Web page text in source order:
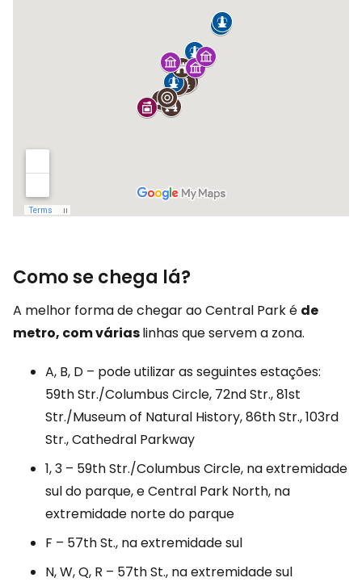
Como se chega lá?
A melhor forma de chegar ao Central Park é de
metro, com váriaslinhas que servem a zona.
A, B, D – pode utilizar as seguintes estações:
59th Str./Columbus Circle, 72nd Str., 81st
Str./Museum of Natural History, 86th Str., 103rd
Str., Cathedral Parkway
1, 3 – 59th Str./Columbus Circle, na extremidade
sul do parque, e Central Park North, na
extremidade norte do parque
F – 57th St., na extremidade sul
N, W, Q, R – 57th St., na extremidade sul